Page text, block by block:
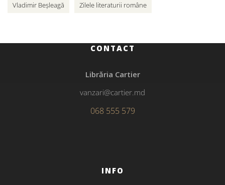
Vladimir Beșleagă Zilele literaturii române
CONTACT
Librăria Cartier
vanzari@cartier.md
068 555 579
INFO